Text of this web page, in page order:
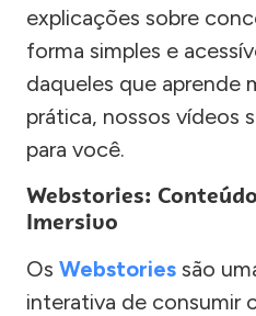
explicações sobre
forma simples e
daqueles que aprende
prática, nossos vídeos
para você.
Webstories:
Imersivo
Os Webstories são
interativa de consumir